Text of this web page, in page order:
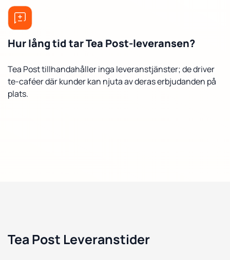
Hur lång tid tar Tea Post-leveransen?
Tea Post tillhandahåller inga leveranstjänster; de driver
te-caféer där kunder kan njuta av deras erbjudanden på
plats.
Tea Post Leveranstider